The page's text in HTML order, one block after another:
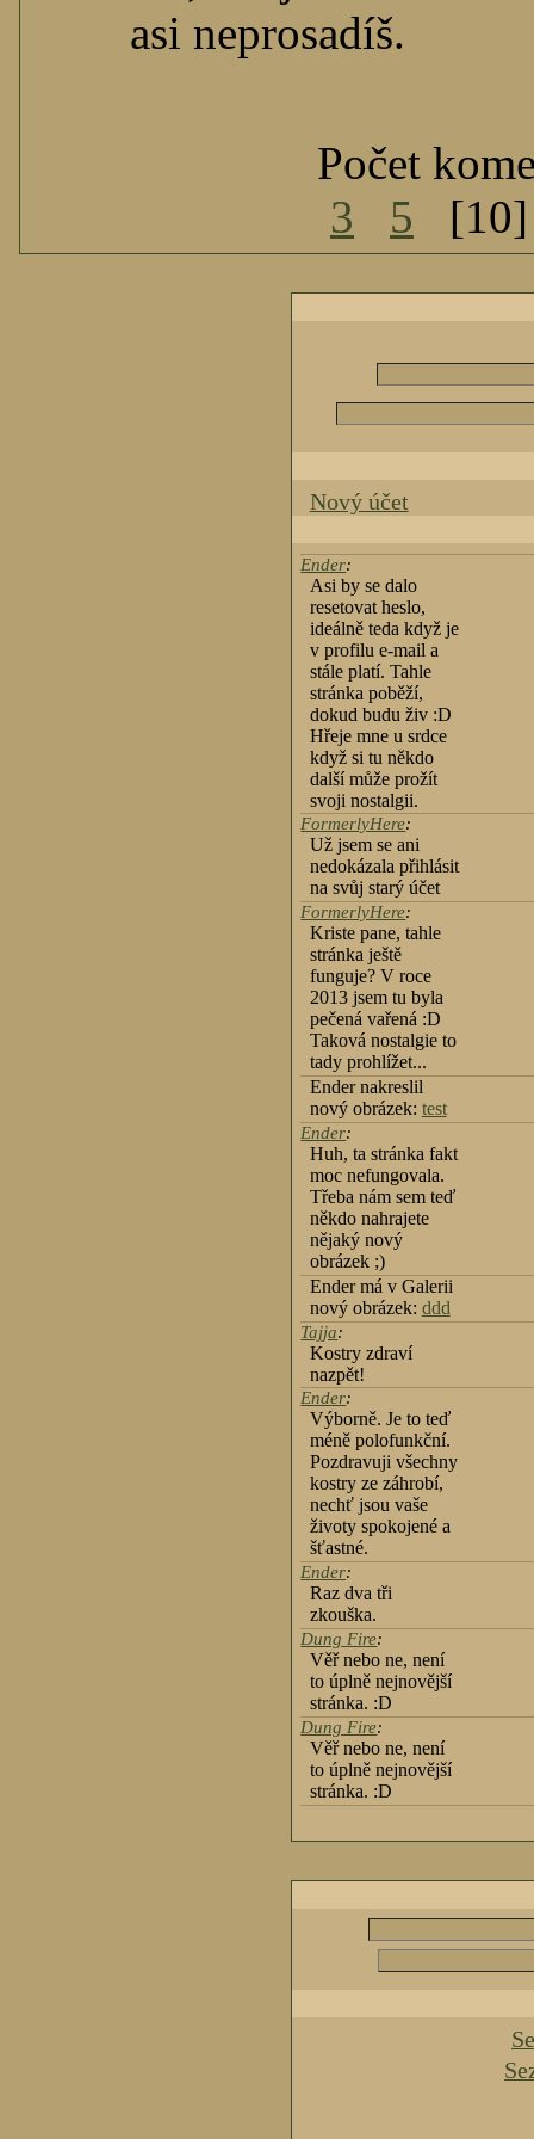
asi neprosadíš.
Počet
3
5
Nový účet
Ender:
Asi by se dalo
resetovat heslo,
ideálně teda když je
v profilu e-mail a
stále platí. Tahle
stránka poběží,
dokud budu živ :D
Hřeje mne u srdce
když si tu někdo
další může prožít
svoji nostalgii.
FormerlyHere:
Už jsem se ani
nedokázala přihlásit
na svůj starý účet
FormerlyHere:
Kriste pane, tahle
stránka ještě
funguje? V roce
2013 jsem tu byla
pečená vařená :D
Taková nostalgie to
tady prohlížet...
Ender nakreslil
nový obrázek: test
Ender:
Huh, ta stránka fakt
moc nefungovala.
Třeba nám sem teď
někdo nahrajete
nějaký nový
obrázek ;)
Ender má v Galerii
nový obrázek: ddd
Tajja:
Kostry zdraví
nazpět!
Ender:
Výborně. Je to teď
méně polofunkční.
Pozdravuji všechny
kostry ze záhrobí,
nechť jsou vaše
životy spokojené a
šťastné.
Ender:
Raz dva tři
zkouška.
Dung Fire:
Věř nebo ne, není
to úplně nejnovější
stránka. :D
Dung Fire:
Věř nebo ne, není
to úplně nejnovější
stránka. :D